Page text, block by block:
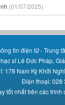
(01/07/2025)
tin điện tử - Trung
sĩ Lê Đức Pháp,
178 Nam Kỳ Khởi
Điện thoại: 028
tốt nhất trên các